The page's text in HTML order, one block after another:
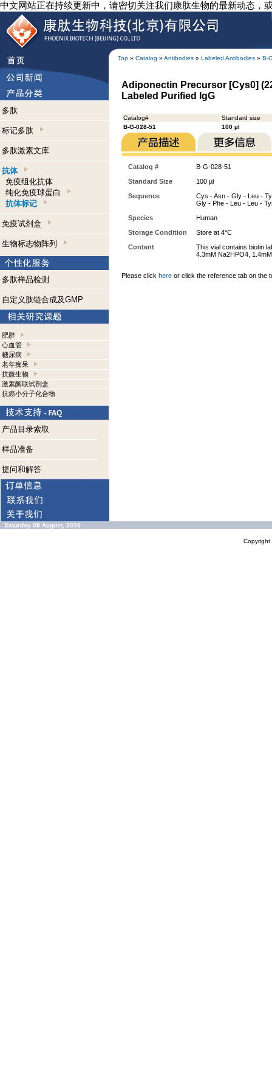
中文网站正在持续更新中，请密切关注我们康肽生物的最新动态，
Top » Catalog » Antibodies » Labeled Antibodies » B-
多肽
标记多肽
多肽激素文库
抗体
免疫组化抗体
纯化免疫球蛋白
抗体标记
免疫试剂盒
生物标志物阵列
多肽样品检测
自定义肽链合成及GMP
肥胖
心血管
糖尿病
老年痴呆
抗微生物
激素酶联试剂盒
抗癌小分子化合物
产品目录索取
样品准备
提问和解答
Adiponectin Precursor [Cys0]
Labeled Purified IgG
Catalog#
Standard size
B-G-028-51
100 µl
Catalog #
B-G-028-51
Standard Size
100 µl
Sequence
Cys - Asn - Gly - Leu -
Gly - Phe - Leu - Leu -
Species
Human
Storage Condition
Store at 4°C
Content
This vial contains biotin
4.3mM Na2HPO4,
Please click here or click the reference tab on the
Saturday 08 August, 2026